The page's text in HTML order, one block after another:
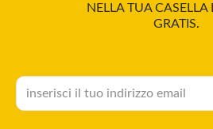
NELLA TUA CASELLA
GRATIS.